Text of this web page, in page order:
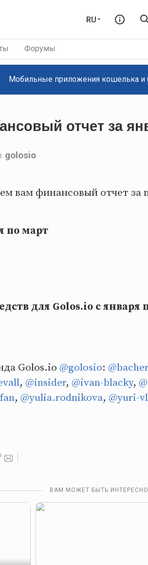
RU
Форумы
Мобильные приложения кошелька и
отчет за
golosio
вам финансовый отчет за
по март
для Golos.io с января
Golos.io @golosio: @bacher
, @insider, @ivan-blacky,
, @yulia.rodnikova, @yuri-
ВАМ МОЖЕТ БЫТЬ ИНТЕРЕСНО